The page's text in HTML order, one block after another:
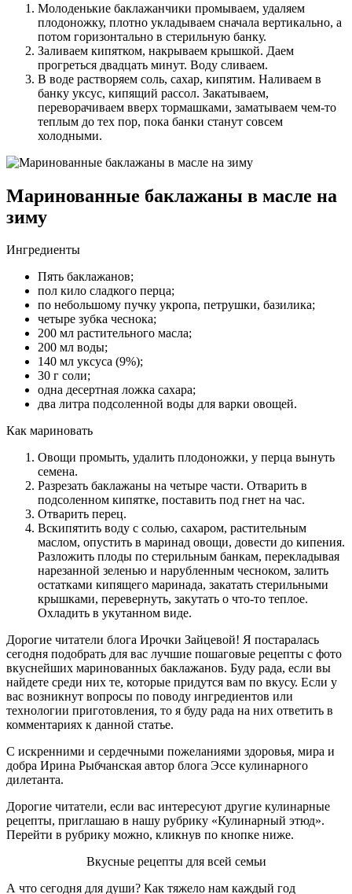
Молоденькие баклажанчики промываем, удаляем
плодоножку, плотно укладываем сначала вертикально, а
потом горизонтально в стерильную банку.
Заливаем кипятком, накрываем крышкой. Даем
прогреться двадцать минут. Воду сливаем.
В воде растворяем соль, сахар, кипятим. Наливаем в
банку уксус, кипящий рассол. Закатываем,
переворачиваем вверх тормашками, заматываем чем-то
теплым до тех пор, пока банки станут совсем
холодными.
Маринованные баклажаны в масле на
зиму
Ингредиенты
Пять баклажанов;
пол кило сладкого перца;
по небольшому пучку укропа, петрушки, базилика;
четыре зубка чеснока;
200 мл растительного масла;
200 мл воды;
140 мл уксуса (9%);
30 г соли;
одна десертная ложка сахара;
два литра подсоленной воды для варки овощей.
Как мариновать
Овощи промыть, удалить плодоножки, у перца вынуть
семена.
Разрезать баклажаны на четыре части. Отварить в
подсоленном кипятке, поставить под гнет на час.
Отварить перец.
Вскипятить воду с солью, сахаром, растительным
маслом, опустить в маринад овощи, довести до кипения.
Разложить плоды по стерильным банкам, перекладывая
нарезанной зеленью и нарубленным чесноком, залить
остатками кипящего маринада, закатать стерильными
крышками, перевернуть, закутать о что-то теплое.
Охладить в укутанном виде.
Дорогие читатели блога Ирочки Зайцевой! Я постаралась
сегодня подобрать для вас лучшие пошаговые рецепты с фото
вкуснейших маринованных баклажанов. Буду рада, если вы
найдете среди них те, которые придутся вам по вкусу. Если у
вас возникнут вопросы по поводу ингредиентов или
технологии приготовления, то я буду рада на них ответить в
комментариях к данной статье.
С искренними и сердечными пожеланиями здоровья, мира и
добра Ирина Рыбчанская автор блога Эссе кулинарного
дилетанта.
Дорогие читатели, если вас интересуют другие кулинарные
рецепты, приглашаю в нашу рубрику «Кулинарный этюд».
Перейти в рубрику можно, кликнув по кнопке ниже.
Вкусные рецепты для всей семьи
А что сегодня для души? Как тяжело нам каждый год